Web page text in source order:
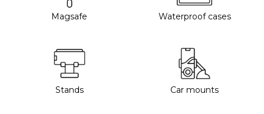
Magsafe Waterproof cases
Stands Car mounts